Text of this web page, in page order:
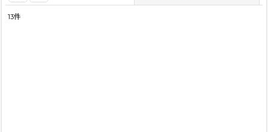
13件